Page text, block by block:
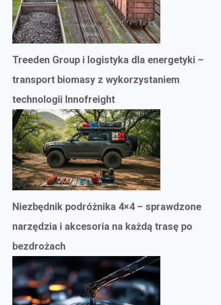
Treeden Group i logistyka dla energetyki –
transport biomasy z wykorzystaniem
technologii Innofreight
Niezbędnik podróżnika 4×4 – sprawdzone
narzędzia i akcesoria na każdą trasę po
bezdrożach